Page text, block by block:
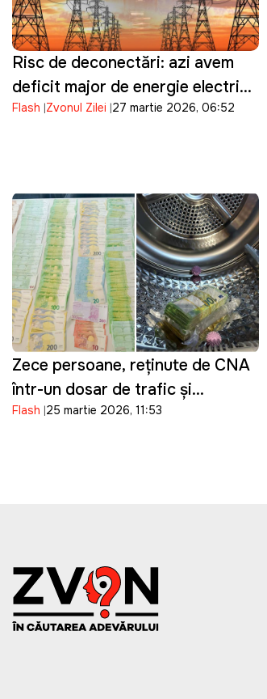
Risc de deconectări: azi avem
deficit major de energie electrică
în orele de vârf
Flash Zvonul Zilei 27 martie 2026, 06:52
Zece persoane, reținute de CNA
într-un dosar de trafic și
cumpărare de influență în
Flash 25 martie 2026, 11:53